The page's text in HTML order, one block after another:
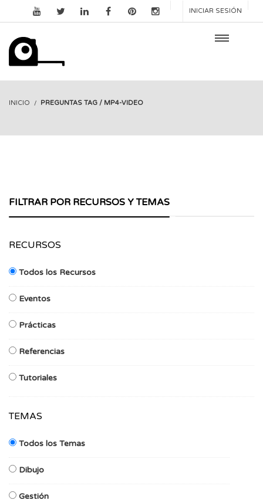
INICIAR SESIÓN
INICIO PREGUNTAS TAG / MP4-VIDEO
FILTRAR POR RECURSOS Y TEMAS
RECURSOS
Todos los Recursos
Eventos
Prácticas
Referencias
Tutoriales
TEMAS
Todos los Temas
Dibujo
Gestión